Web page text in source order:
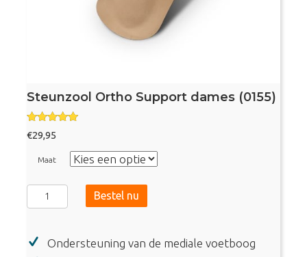
Steunzool Ortho Support dames (0155)
Gewaardee
rd
uit 5
€29,95
Maat
Steunzool
Ortho
dames
Bestel nu
Ondersteuning van de mediale voetboog